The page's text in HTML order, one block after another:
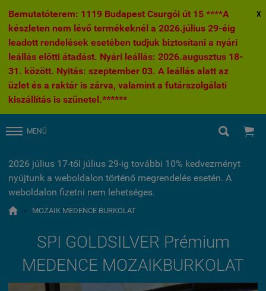
Bemutatóterem: 1119 Budapest Csurgói út 15 ****A
készleten nem lévő termékeknél a 2026.július 29-éig
leadott rendelések esetében tudjuk biztosítani a nyári
leállás előtti átadást. Nyári leállás: 2026.augusztus 18-
31. között. Nyitás: szeptember 03. A leállás alatt az
üzlet és a raktár is zárva, valamint a futárszolgálati
kiszállítás is szünetel.******
X
MENÜ  
2026 július 17-től július 29-ig további 10% kedvezményt
nyújtunk a weboldalon történő megrendelés esetén. A
weboldalon fizetni nem lehetséges.
 » MOZAIK MEDENCE BURKOLAT
SPI GOLDSILVER Prémium
MEDENCE MOZAIKBURKOLAT